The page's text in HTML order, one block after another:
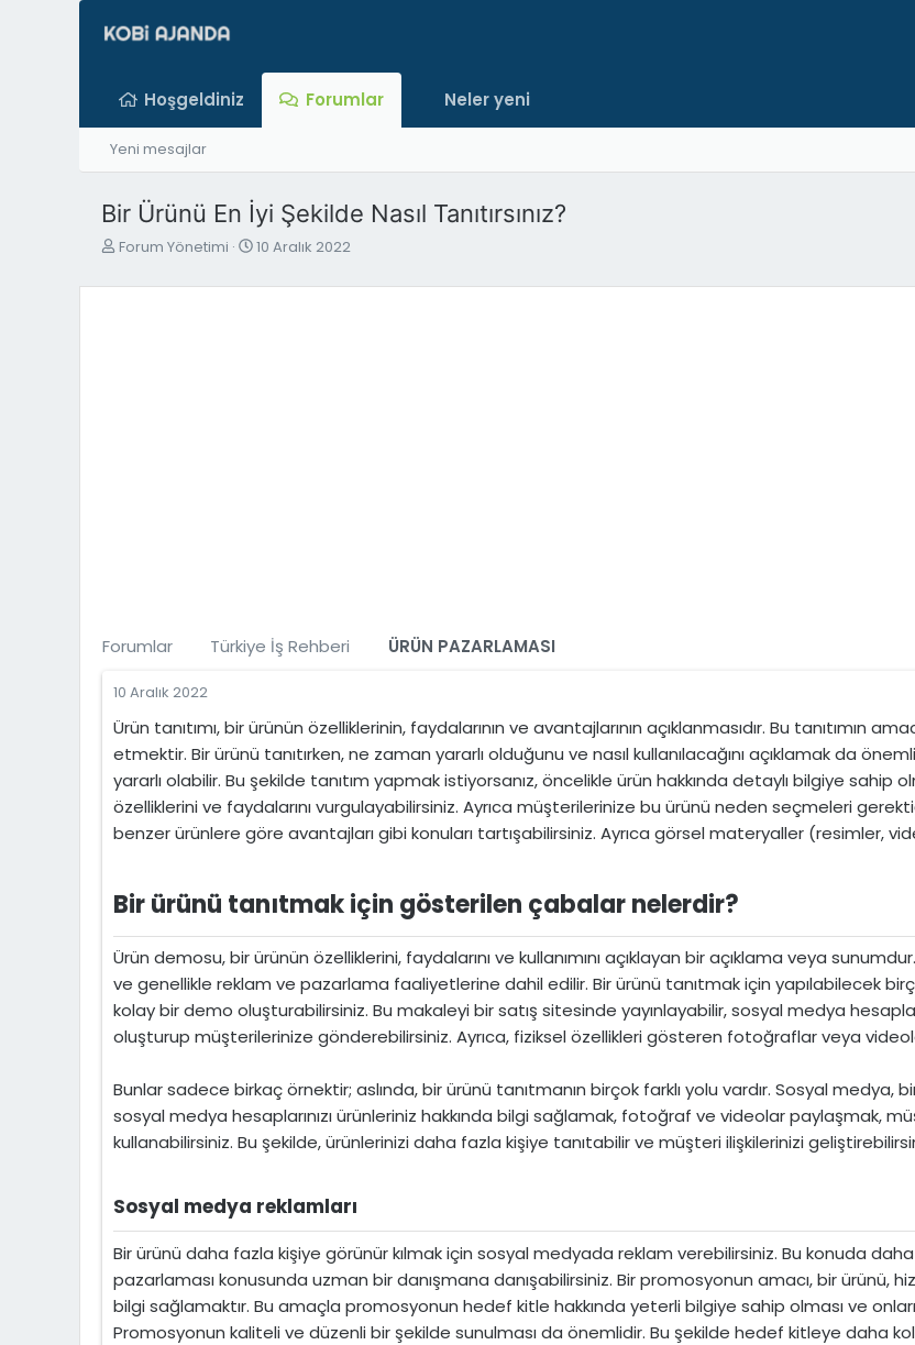
Hoşgeldiniz Forumlar Neler yeni
Yeni mesajlar
Bir Ürünü En İyi Şekilde Nasıl Tanıtırsınız?
K
n
Forum Yönetimi
B
ş
10 Aralık 2022
Forumlar Türkiye İş Rehberi ÜRÜN PAZARLAMASI
10 Aralık 2022
Ürün tanıtımı, bir ürünün özelliklerinin, faydalarının ve avantajlarının açıklanmasıdır. Bu tanıtımın
etmektir. Bir ürünü tanıtırken, ne zaman yararlı olduğunu ve nasıl kullanılacağını açıklamak da
yararlı olabilir. Bu şekilde tanıtım yapmak istiyorsanız, öncelikle ürün hakkında detaylı bilgiye sahip
özelliklerini ve faydalarını vurgulayabilirsiniz. Ayrıca müşterilerinize bu ürünü neden seçmeleri
benzer ürünlere göre avantajları gibi konuları tartışabilirsiniz. Ayrıca görsel materyaller (resimler,
Bir ürünü tanıtmak için gösterilen çabalar nelerdir?​
Ürün demosu, bir ürünün özelliklerini, faydalarını ve kullanımını açıklayan bir açıklama veya
ve genellikle reklam ve pazarlama faaliyetlerine dahil edilir. Bir ürünü tanıtmak için yapılabilecek
kolay bir demo oluşturabilirsiniz. Bu makaleyi bir satış sitesinde yayınlayabilir, sosyal medya
oluşturup müşterilerinize gönderebilirsiniz. Ayrıca, fiziksel özellikleri gösteren fotoğraflar veya
Bunlar sadece birkaç örnektir; aslında, bir ürünü tanıtmanın birçok farklı yolu vardır. Sosyal medya,
sosyal medya hesaplarınızı ürünleriniz hakkında bilgi sağlamak, fotoğraf ve videolar paylaşmak,
kullanabilirsiniz. Bu şekilde, ürünlerinizi daha fazla kişiye tanıtabilir ve müşteri ilişkilerinizi
Sosyal medya reklamları​
Bir ürünü daha fazla kişiye görünür kılmak için sosyal medyada reklam verebilirsiniz. Bu konuda
pazarlaması konusunda uzman bir danışmana danışabilirsiniz. Bir promosyonun amacı, bir ürünü,
bilgi sağlamaktır. Bu amaçla promosyonun hedef kitle hakkında yeterli bilgiye sahip olması ve
Promosyonun kaliteli ve düzenli bir şekilde sunulması da önemlidir. Bu şekilde hedef kitleye daha